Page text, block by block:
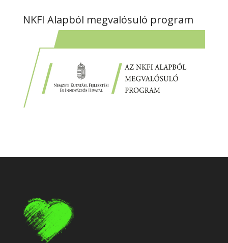
NKFI Alapból megvalósuló program